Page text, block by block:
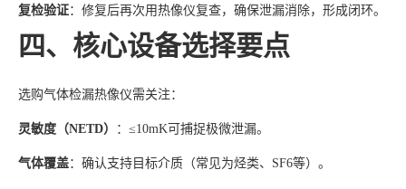
复检验证：修复后再次用热像仪复查，确保泄漏消除，形成闭环。
四、核心设备选择要点
选购气体检漏热像仪需关注：
灵敏度（NETD） ：≤10mK可捕捉极微泄漏。
气体覆盖：确认支持目标介质（常见为烃类、SF6等）。